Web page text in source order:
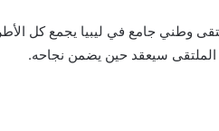
وطني جامع في ليبيا يجمع كل
سيعقد حين يضمن نجاحه.